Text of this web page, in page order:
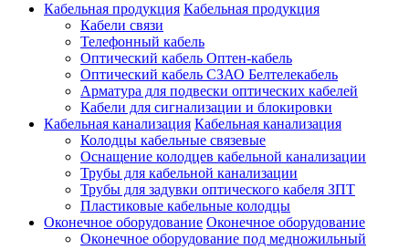
Кабельная продукция Кабельная продукция
Кабели связи
Телефонный кабель
Оптический кабель Оптен-кабель
Оптический кабель СЗАО Белтелекабель
Арматура для подвески оптических кабелей
Кабели для сигнализации и блокировки
Кабельная канализация Кабельная канализация
Колодцы кабельные связевые
Оснащение колодцев кабельной канализации
Трубы для кабельной канализации
Трубы для задувки оптического кабеля ЗПТ
Пластиковые кабельные колодцы
Оконечное оборудование Оконечное оборудование
Оконечное оборудование под медножильный